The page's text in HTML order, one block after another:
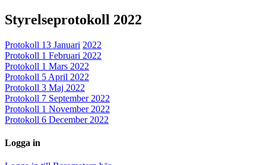
Styrelseprotokoll 2022
Protokoll 13 Januari 2022
Protokoll 1 Februari 2022
Protokoll 1 Mars 2022
Protokoll 5 April 2022
Protokoll 3 Maj 2022
Protokoll 7 September 2022
Protokoll 1 November 2022
Protokoll 6 December 2022
Logga in